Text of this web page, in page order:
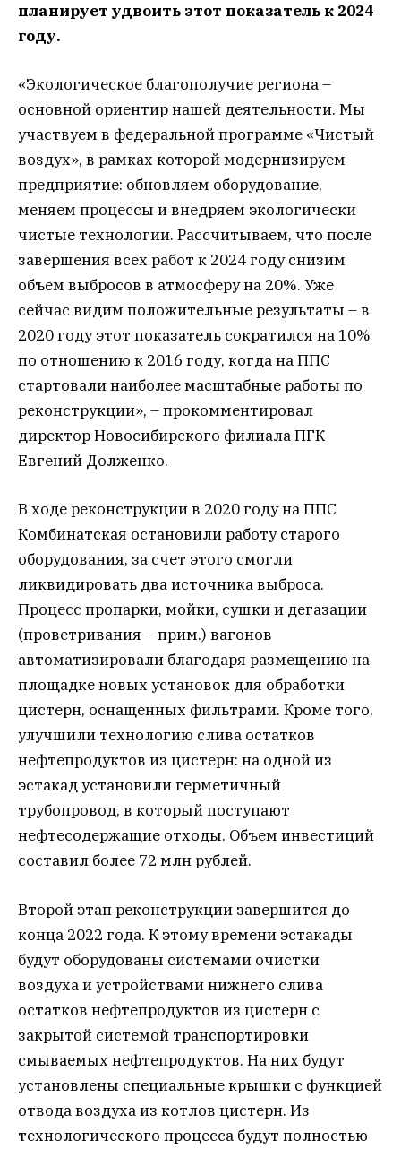
планирует удвоить этот показатель к 2024
году.
«Экологическое благополучие региона –
основной ориентир нашей деятельности. Мы
участвуем в федеральной программе «Чистый
воздух», в рамках которой модернизируем
предприятие: обновляем оборудование,
меняем процессы и внедряем экологически
чистые технологии. Рассчитываем, что после
завершения всех работ к 2024 году снизим
объем выбросов в атмосферу на 20%. Уже
сейчас видим положительные результаты – в
2020 году этот показатель сократился на 10%
по отношению к 2016 году, когда на ППС
стартовали наиболее масштабные работы по
реконструкции», – прокомментировал
директор Новосибирского филиала ПГК
Евгений Долженко.
В ходе реконструкции в 2020 году на ППС
Комбинатская остановили работу старого
оборудования, за счет этого смогли
ликвидировать два источника выброса.
Процесс пропарки, мойки, сушки и дегазации
(проветривания – прим.) вагонов
автоматизировали благодаря размещению на
площадке новых установок для обработки
цистерн, оснащенных фильтрами. Кроме того,
улучшили технологию слива остатков
нефтепродуктов из цистерн: на одной из
эстакад установили герметичный
трубопровод, в который поступают
нефтесодержащие отходы. Объем инвестиций
составил более 72 млн рублей.
Второй этап реконструкции завершится до
конца 2022 года. К этому времени эстакады
будут оборудованы системами очистки
воздуха и устройствами нижнего слива
остатков нефтепродуктов из цистерн с
закрытой системой транспортировки
смываемых нефтепродуктов. На них будут
установлены специальные крышки с функцией
отвода воздуха из котлов цистерн. Из
технологического процесса будут полностью